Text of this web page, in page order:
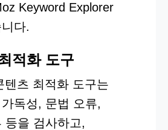
Keyword Explorer
다.
적화 도구
텐츠 최적화 도구는
독성, 문법 오류,
등을 검사하고,